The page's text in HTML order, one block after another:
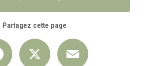
Partagez cette page
Facebook